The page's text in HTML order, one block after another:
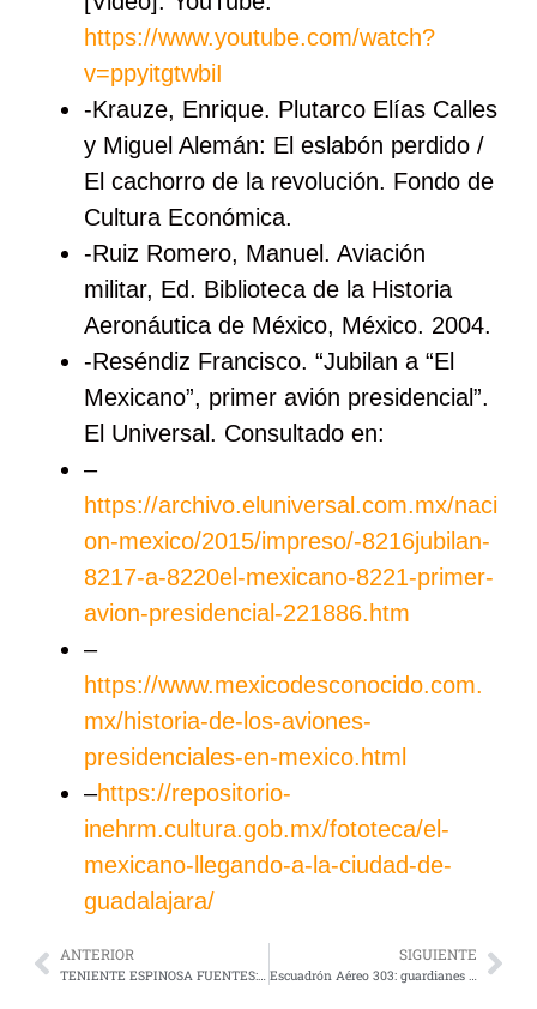
https://www.youtube.com/watch?
v=ppyitgtwbiI
-Krauze, Enrique. Plutarco Elías Calles
y Miguel Alemán: El eslabón perdido /
El cachorro de la revolución. Fondo de
Cultura Económica.
-Ruiz Romero, Manuel. Aviación
militar, Ed. Biblioteca de la Historia
Aeronáutica de México, México. 2004.
-Reséndiz Francisco. “Jubilan a “El
Mexicano”, primer avión presidencial”.
El Universal. Consultado en:
–
https://archivo.eluniversal.com.mx/naci
on-mexico/2015/impreso/-8216jubilan-
8217-a-8220el-mexicano-8221-primer-
avion-presidencial-221886.htm
–
https://www.mexicodesconocido.com.
mx/historia-de-los-aviones-
presidenciales-en-mexico.html
–https://repositorio-
inehrm.cultura.gob.mx/fototeca/el-
mexicano-llegando-a-la-ciudad-de-
guadalajara/
ANTERIOR SIGUIENTE